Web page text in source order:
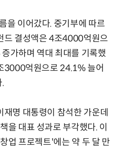
을 이어갔다. 중기부에 따르
드 결성액은 4조4000억원으
가하며 역대 최대를 기록했
3000억원으로 24.1% 늘어
명 대통령이 참석한 가운데
을 대표 성과로 부각했다. 이
업 프로젝트'에는 약 두 달 만